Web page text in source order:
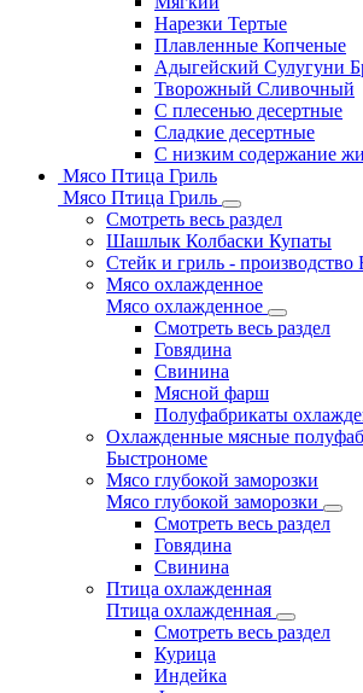
Нарезки Тертые
Плавленные Копченые
Адыгейский Сулугуни
Творожный Сливочный
С плесенью десертные
Сладкие десертные
С низким содержание
Мясо Птица Гриль
Мясо Птица Гриль
Смотреть весь раздел
Шашлык Колбаски Купаты
Стейк и гриль - производство
Мясо охлажденное
Мясо охлажденное
Смотреть весь раздел
Говядина
Свинина
Мясной фарш
Полуфабрикаты
Охлажденные мясные
Быстрономе
Мясо глубокой заморозки
Мясо глубокой заморозки
Смотреть весь раздел
Говядина
Свинина
Птица охлажденная
Птица охлажденная
Смотреть весь раздел
Курица
Индейка